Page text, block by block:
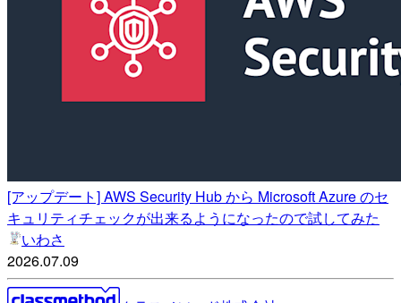
[アップデート] AWS Security Hub から Microsoft Azure のセ
キュリティチェックが出来るようになったので試してみた
いわさ
2026.07.09